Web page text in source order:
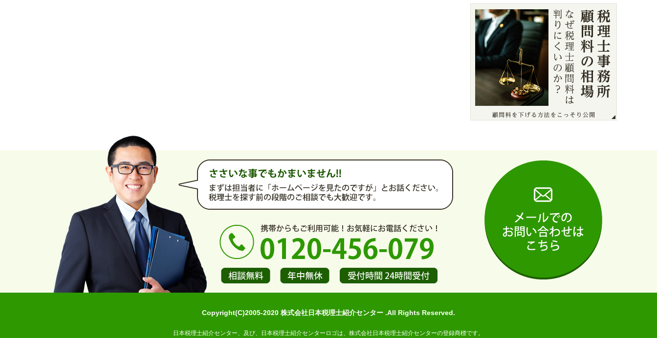
Copyright(C)2005-2020 株式会社日本税理士紹介センター .All Rights Reserved.
日本税理士紹介センター、及び、日本税理士紹介センターロゴは、株式会社日本税理士紹介センターの登録商標です。